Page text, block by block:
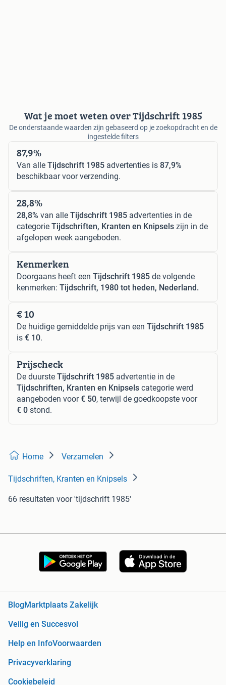
Wat je moet weten over Tijdschrift 1985
De onderstaande waarden zijn gebaseerd op je zoekopdracht en de
ingestelde filters
87,9%
Van alle Tijdschrift 1985 advertenties is 87,9%
beschikbaar voor verzending.
28,8%
28,8% van alle Tijdschrift 1985 advertenties in de
categorie Tijdschriften, Kranten en Knipsels zijn in de
afgelopen week aangeboden.
Kenmerken
Doorgaans heeft een Tijdschrift 1985 de volgende
kenmerken: Tijdschrift, 1980 tot heden, Nederland.
€ 10
De huidige gemiddelde prijs van een Tijdschrift 1985
is € 10.
Prijscheck
De duurste Tijdschrift 1985 advertentie in de
Tijdschriften, Kranten en Knipsels categorie werd
aangeboden voor€ 50, terwijl de goedkoopste voor
€ 0 stond.
Home Verzamelen
Tijdschriften, Kranten en Knipsels
66 resultaten voor 'tijdschrift 1985'
BlogMarktplaats Zakelijk
Veilig en Succesvol
Help en InfoVoorwaarden
Privacyverklaring
Cookiebeleid